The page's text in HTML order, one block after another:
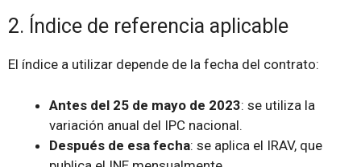
2. Índice de referencia aplicable
El índice a utilizar depende de la fecha del contrato:
Antes del 25 de mayo de 2023: se utiliza la
variación anual del IPC nacional.
Después de esa fecha: se aplica el IRAV, que